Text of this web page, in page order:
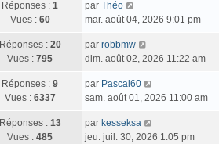
Réponses : 1
Vues : 60
par Théo
mar. août 04, 2026 9:01 pm
Réponses : 20
Vues : 795
par robbmw
dim. août 02, 2026 11:22 am
Réponses : 9
Vues : 6337
par Pascal60
sam. août 01, 2026 11:00 am
Réponses : 13
Vues : 485
par kesseksa
jeu. juil. 30, 2026 1:05 pm